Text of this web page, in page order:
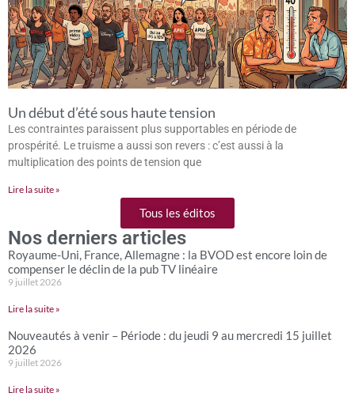
Un début d’été sous haute tension
Les contraintes paraissent plus supportables en période de
prospérité. Le truisme a aussi son revers : c’est aussi à la
multiplication des points de tension que
Lire la suite »
Tous les éditos
Nos derniers articles
Royaume-Uni, France, Allemagne : la BVOD est encore loin de
compenser le déclin de la pub TV linéaire
9 juillet 2026
Lire la suite »
Nouveautés à venir – Période : du jeudi 9 au mercredi 15 juillet
2026
9 juillet 2026
Lire la suite »